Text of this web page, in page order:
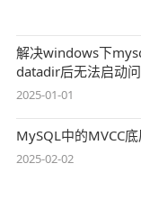
解决windows下
datadir后无法启动
2025-01-01
MySQL中的MVCC
2025-02-02